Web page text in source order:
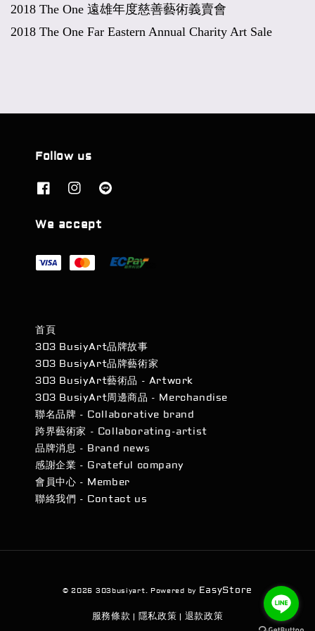
2018 The One 遠雄年度慈善藝術義賣會
2018 The One Far Eastern Annual Charity Art Sale
Follow us
We accept
首頁
303 BusiyArt品牌故事
303 BusiyArt品牌藝術家
303 BusiyArt藝術品 - Artwork
303 BusiyArt周邊商品 - Merchandise
聯名品牌 - Collaborative brand
跨界藝術家 - Collaborating-artist
品牌消息 - Brand news
感謝企業 - Grateful company
會員中心 - Member
聯絡我們 - Contact us
© 2026 303busiyart. Powered by EasyStore
服務條款 隱私政策 退款政策